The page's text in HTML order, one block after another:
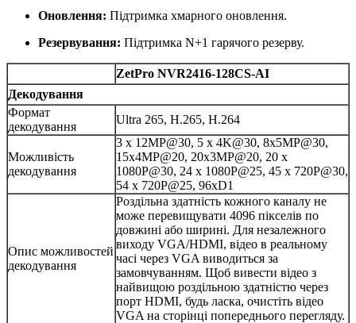
Оновлення: Підтримка хмарного оновлення.
Резервування: Підтримка N+1 гарячого резерву.
ZetPro NVR2416-128CS-AI
Декодування
Формат
декодування
Ultra 265, H.265, H.264
Можливість
декодування
3 x 12MP@30, 5 x 4K@30, 8x5MP@30,
15x4MP@20, 20x3MP@20, 20 x
1080P@30, 24 x 1080P@25, 45 x 720P@30,
54 x 720P@25, 96xD1
Опис можливостей
декодування
Роздільна здатність кожного каналу не
може перевищувати 4096 пікселів по
довжині або ширині. Для незалежного
виходу VGA/HDMI, відео в реальному
часі через VGA виводиться за
замовчуванням. Щоб вивести відео з
найвищою роздільною здатністю через
порт HDMI, будь ласка, очистіть відео
VGA на сторінці попереднього перегляду.